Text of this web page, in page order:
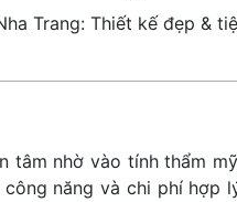
Trang: Thiết kế đẹp &
tâm nhờ vào tính thẩm
năng và chi phí hợp